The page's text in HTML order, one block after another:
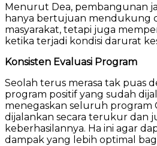
Menurut Dea, pembangunan
hanya bertujuan mendukung
masyarakat, tetapi juga
ketika terjadi kondisi darurat
Konsisten Evaluasi Program
Seolah terus merasa tak puas
program positif yang sudah
menegaskan seluruh program
dijalankan secara terukur dan
keberhasilannya. Ha ini agar
dampak yang lebih optimal